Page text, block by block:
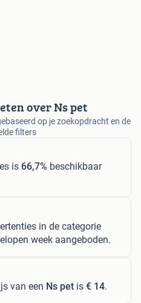
over Ns pet
op je zoekopdracht en de
filters
is 66,7% beschikbaar
in de categorie
week aangeboden.
van een Ns pet is € 14.